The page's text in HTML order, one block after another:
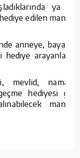
ya da
edilen manevi
anneye, bayana,
arayanların
mevlid, namaza
hediyesi gibi
manevi